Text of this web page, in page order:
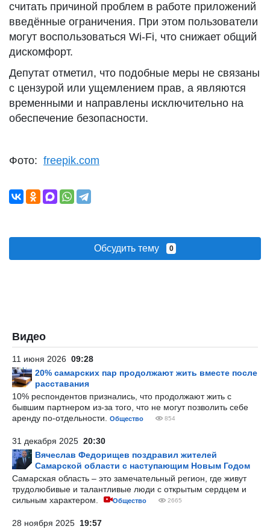
считать причиной проблем в работе приложений
введённые ограничения. При этом пользователи
могут воспользоваться Wi-Fi, что снижает общий
дискомфорт.
Депутат отметил, что подобные меры не связаны
с цензурой или ущемлением прав, а являются
временными и направлены исключительно на
обеспечение безопасности.
Фото: freepik.com
Обсудить тему 0
Видео
11 июня 2026 09:28
20% самарских пар продолжают жить вместе после
расставания
10% респондентов признались, что продолжают жить с
бывшим партнером из-за того, что не могут позволить себе
аренду по-отдельности.
Общество 854
31 декабря 2025 20:30
Вячеслав Федорищев поздравил жителей
Самарской области с наступающим Новым Годом
Самарская область – это замечательный регион, где живут
трудолюбивые и талантливые люди с открытым сердцем и
сильным характером.
Общество 2665
28 ноября 2025 19:57